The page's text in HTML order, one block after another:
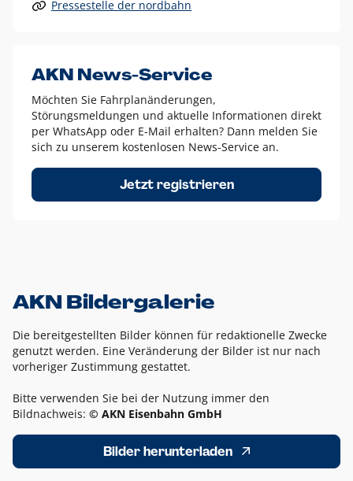
Alle anderen Logo-Varianten dürfen nur in Ausnahmefällen
Diese Ausnahmen sind zum Beispiel:
dem AKN Blau,
weißes Logo auf Fotohintergründen,
schwarzes Logo für reine Schwarz-Weiß-Umsetzungen
Um das Logo herum muss ein Schutzraum von jeweils einer
Höhe bzw. Breite des N aus AKN in alle Richtungen
Pressestelle der nordbahn
AKN News-Service
Möchten Sie Fahrplanänderungen,
Störungsmeldungen und aktuelle Informationen direkt
per WhatsApp oder E-Mail erhalten? Dann melden Sie
sich zu unserem kostenlosen News-Service an.
Jetzt registrieren
AKN Bildergalerie
Die bereitgestellten Bilder können für redaktionelle Zwecke
genutzt werden. Eine Veränderung der Bilder ist nur nach
vorheriger Zustimmung gestattet.
Bitte verwenden Sie bei der Nutzung immer den
Bildnachweis: © AKN Eisenbahn GmbH
Bilder herunterladen